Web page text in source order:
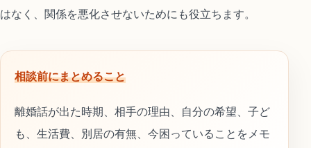
はなく、関係を悪化させないためにも役立ちます。
相談前にまとめること
離婚話が出た時期、相手の理由、自分の希望、子ど
も、生活費、別居の有無、今困っていることをメモ